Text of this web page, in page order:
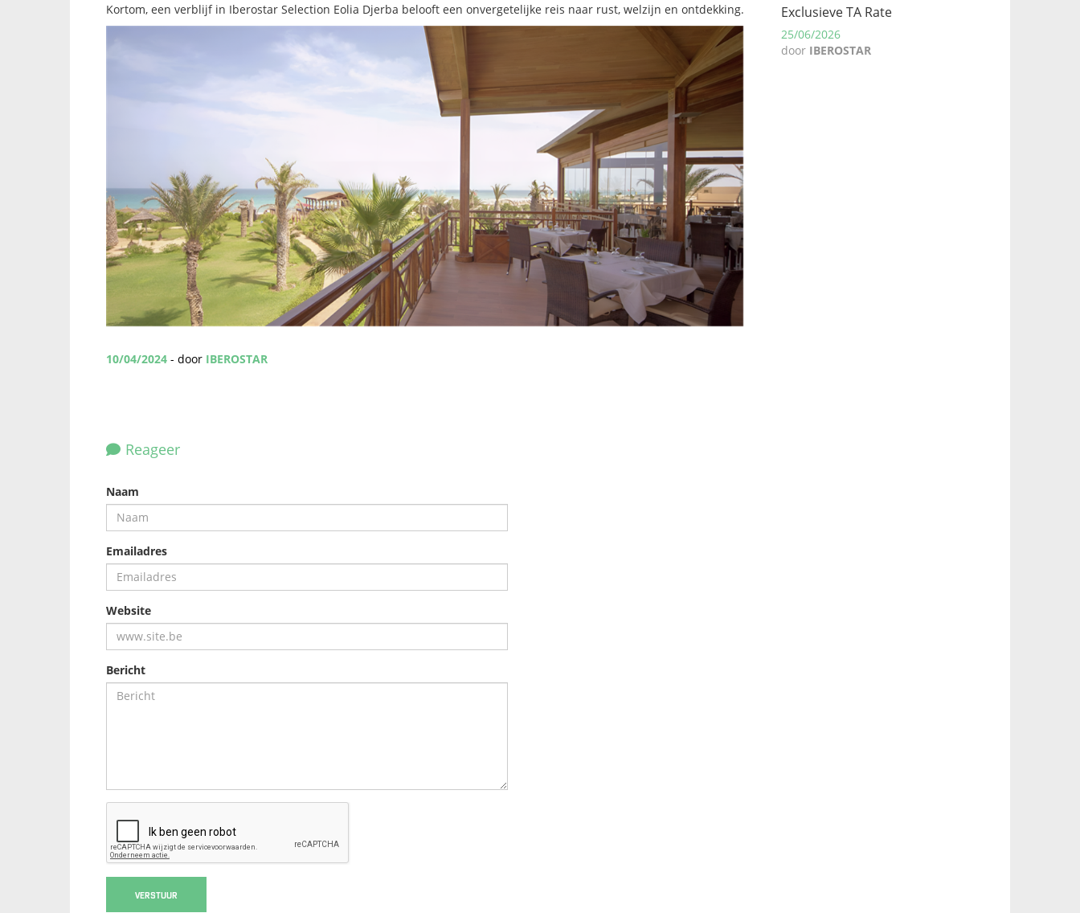
Kortom, een verblijf in Iberostar Selection Eolia Djerba belooft een onvergetelijke reis naar rust, welzijn en ontdekking.
10/04/2024 - door IBEROSTAR
Reageer
Naam
Emailadres
Website
Bericht
VERSTUUR
Exclusieve TA Rate
25/06/2026
door IBEROSTAR